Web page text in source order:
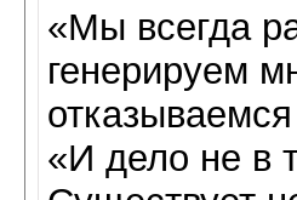
«Мы всегда
генерируем
«И дело не в